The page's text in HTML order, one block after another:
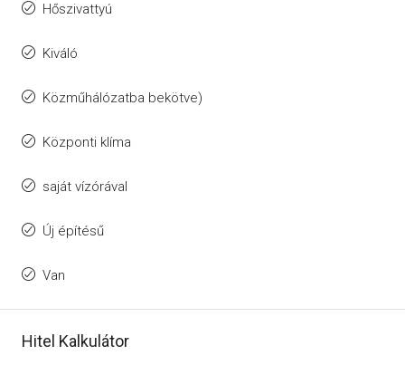
Hőszivattyú
Kiváló
Közműhálózatba bekötve)
Központi klíma
saját vízórával
Új építésű
Van
Hitel Kalkulátor